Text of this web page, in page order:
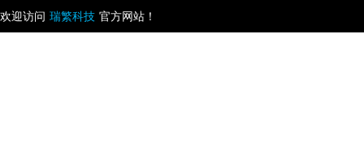
欢迎访问 瑞繁科技 官方网站！